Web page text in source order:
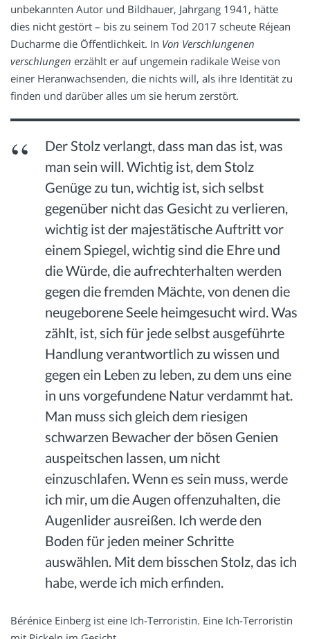
unbekannten Autor und Bildhauer, Jahrgang 1941, hätte
dies nicht gestört – bis zu seinem Tod 2017 scheute Réjean
Ducharme die Öffentlichkeit. In Von Verschlungenen
verschlungen erzählt er auf ungemein radikale Weise von
einer Heranwachsenden, die nichts will, als ihre Identität zu
finden und darüber alles um sie herum zerstört.
Der Stolz verlangt, dass man das ist, was
man sein will. Wichtig ist, dem Stolz
Genüge zu tun, wichtig ist, sich selbst
gegenüber nicht das Gesicht zu verlieren,
wichtig ist der majestätische Auftritt vor
einem Spiegel, wichtig sind die Ehre und
die Würde, die aufrechterhalten werden
gegen die fremden Mächte, von denen die
neugeborene Seele heimgesucht wird. Was
zählt, ist, sich für jede selbst ausgeführte
Handlung verantwortlich zu wissen und
gegen ein Leben zu leben, zu dem uns eine
in uns vorgefundene Natur verdammt hat.
Man muss sich gleich dem riesigen
schwarzen Bewacher der bösen Genien
auspeitschen lassen, um nicht
einzuschlafen. Wenn es sein muss, werde
ich mir, um die Augen offenzuhalten, die
Augenlider ausreißen. Ich werde den
Boden für jeden meiner Schritte
auswählen. Mit dem bisschen Stolz, das ich
habe, werde ich mich erfinden.
Bérénice Einberg ist eine Ich-Terroristin. Eine Ich-Terroristin